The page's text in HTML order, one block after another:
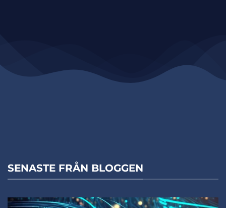
SENASTE FRÅN BLOGGEN